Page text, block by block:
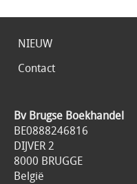
NIEUW
Contact
Bv Brugse Boekhandel
BE0888246816
DIJVER 2
8000 BRUGGE
België